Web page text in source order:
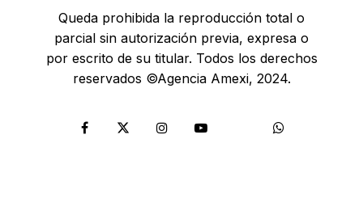
Queda prohibida la reproducción total o
parcial sin autorización previa, expresa o
por escrito de su titular. Todos los derechos
reservados ©Agencia Amexi, 2024.